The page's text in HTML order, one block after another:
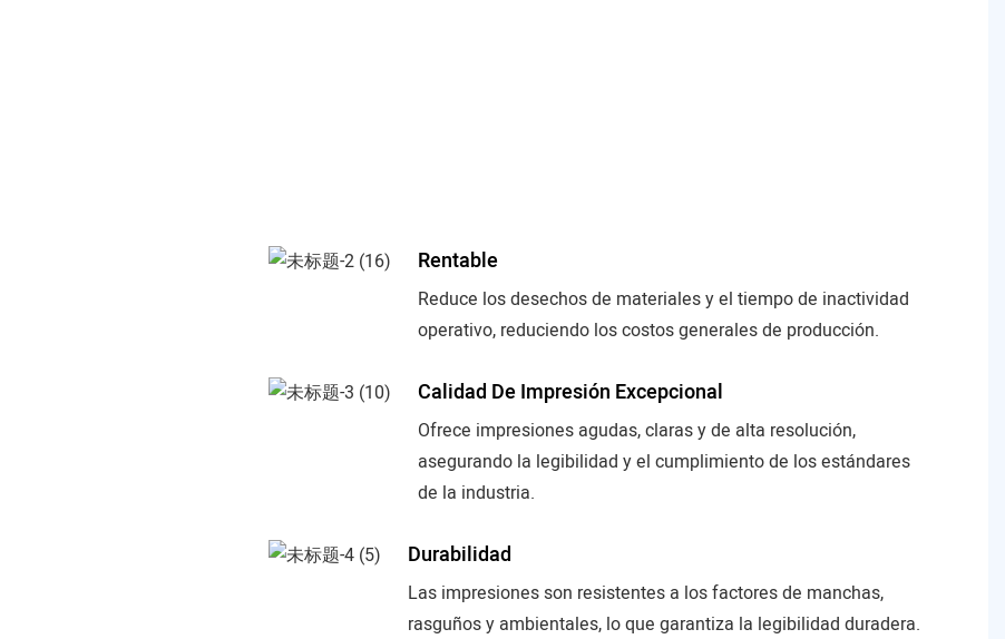
Rentable
Reduce los desechos de materiales y el tiempo de inactividad
operativo, reduciendo los costos generales de producción.
Calidad De Impresión Excepcional
Ofrece impresiones agudas, claras y de alta resolución,
asegurando la legibilidad y el cumplimiento de los estándares
de la industria.
Durabilidad
Las impresiones son resistentes a los factores de manchas,
rasguños y ambientales, lo que garantiza la legibilidad duradera.